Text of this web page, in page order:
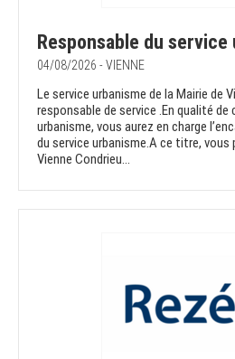
Responsable du
04/08/2026 - VIENNE
Le service urbanisme de la Mairie de
responsable de service .En qualité
urbanisme, vous aurez en charge
du service urbanisme.A ce titre, vous
Vienne Condrieu...